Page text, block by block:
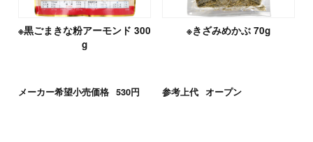
※黒ごまきな粉アーモンド 300
g
メーカー希望小売価格 530円
※きざみめかぶ 70g
参考上代 オープン